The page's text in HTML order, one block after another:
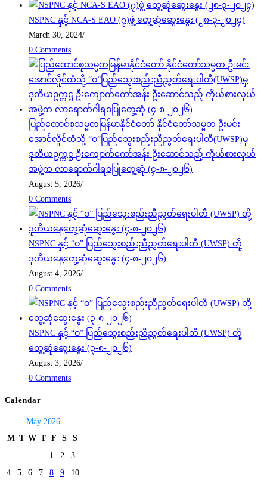
NSPNC နှင့် NCA-S EAO (၇)ဖွဲ့ တွေ့ဆုံဆွေးနွေး (၂၈-၃-၂၀၂၄)
March 30, 2024/
0 Comments
ပြည်ထောင်စုသမ္မတမြန်မာနိုင်ငံတော် နိုင်ငံတော်သမ္မတ ဦးမင်း
အောင်လှိုင်ထံသို့ “ဝ”ပြည်သွေးစည်းညီညွတ်ရေးပါတီ(UWSP)မှ
ဒုတိယဥက္ကဋ္ဌ ဦးကျောက်ကော်အန်း ဦးဆောင်သည့် ကိုယ်စားလှယ်
အဖွဲ့က လာရောက်ဂါရဝပြုတွေ့ဆုံ (၄-၈-၂၀၂၆)
August 5, 2026/
0 Comments
NSPNC နှင့် “ဝ” ပြည်သွေးစည်းညီညွတ်ရေးပါတီ (UWSP) တို့
ဒုတိယနေ့တွေ့ဆုံဆွေးနွေး (၄-၈-၂၀၂၆)
August 4, 2026/
0 Comments
NSPNC နှင့် “ဝ” ပြည်သွေးစည်းညီညွတ်ရေးပါတီ (UWSP) တို့
တွေ့ဆုံဆွေးနွေး (၃-၈-၂၀၂၆)
August 3, 2026/
0 Comments
Calendar
May 2026
M T W T F S
S
1
2
3
4
5 6 7 8 9 10